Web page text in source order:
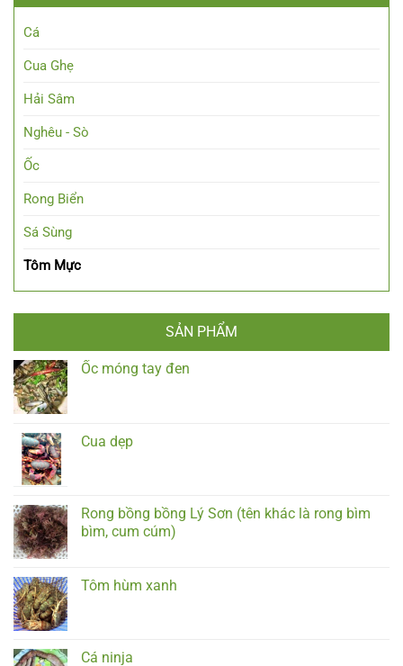
Cá
Cua Ghẹ
Hải Sâm
Nghêu - Sò
Ốc
Rong Biển
Sá Sùng
Tôm Mực
SẢN PHẨM
Ốc móng tay đen
Cua dẹp
Rong bồng bồng Lý Sơn (tên khác là rong bìm
bìm, cum cúm)
Tôm hùm xanh
Cá ninja